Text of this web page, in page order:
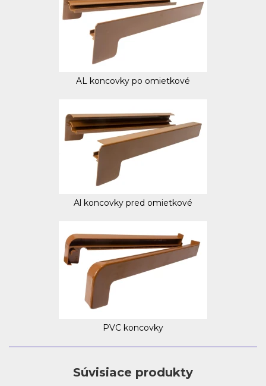
AL koncovky po omietkové
Al koncovky pred omietkové
PVC koncovky
Súvisiace produkty